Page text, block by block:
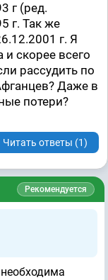
г (ред.
г. Так же
г. Я
и скорее всего
рассудить по
Даже в
потери?
Читать ответы (1)
Рекомендуется